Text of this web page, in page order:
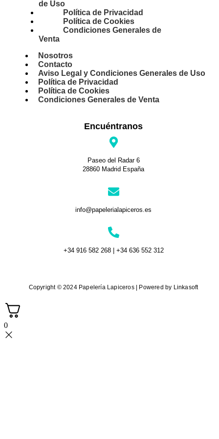
de Uso
Política de Privacidad
Política de Cookies
Condiciones Generales de
Venta
Nosotros
Contacto
Aviso Legal y Condiciones Generales de Uso
Política de Privacidad
Política de Cookies
Condiciones Generales de Venta
Encuéntranos
Paseo del Radar 6
28860 Madrid España
info@papelerialapiceros.es
+34 916 582 268 | +34 636 552 312
Copyright © 2024 Papelería Lapiceros | Powered by Linkasoft
0